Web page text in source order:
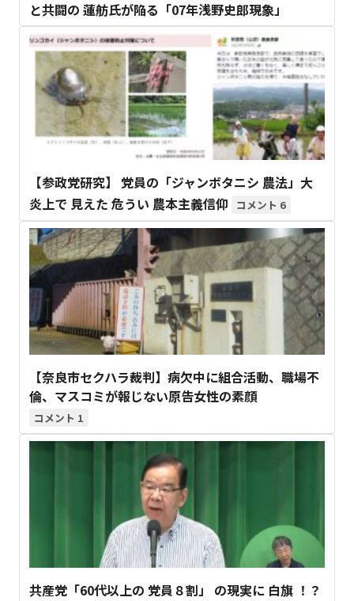
と共闘の 蓮舫氏が陥る「07年浅野史郎現象」
【参政党研究】 党員の「ジャンボタニシ 農法」大
炎上で 見えた 危うい 農本主義信仰
6
【奈良市セクハラ裁判】病欠中に組合活動、職場不
倫、マスコミが報じない原告女性の素顔
1
共産党「60代以上の 党員８割」 の現実に 白旗 ！？